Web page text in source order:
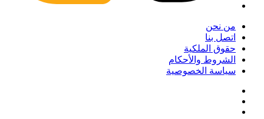
من نحن
اتصل بنا
حقوق الملكية
الشروط والأحكام
سياسة الخصوصية